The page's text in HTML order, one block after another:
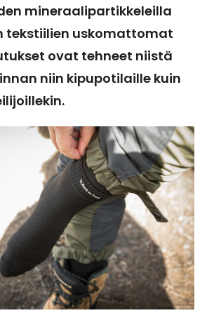
mineraalipartikkeleilla
tekstiilien uskomattomat
ovat tehneet niistä
niin kipupotilaille kuin